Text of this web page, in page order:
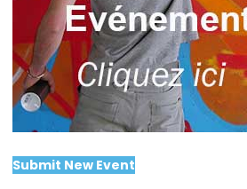
Submit New Event